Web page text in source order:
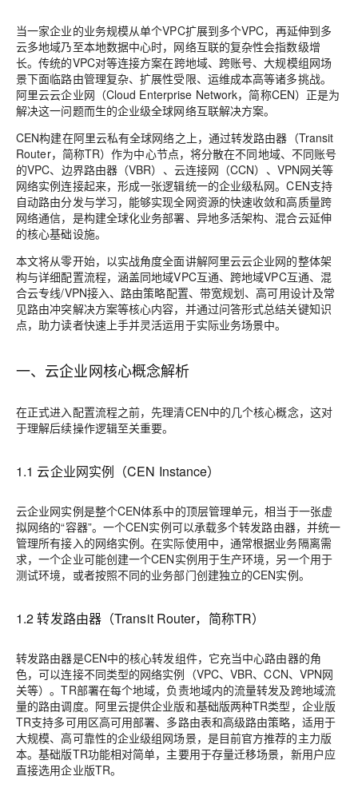
当一家企业的业务规模从单个VPC扩展到多个VPC，再延伸到多
云多地域乃至本地数据中心时，网络互联的复杂性会指数级增
长。传统的VPC对等连接方案在跨地域、跨账号、大规模组网场
景下面临路由管理复杂、扩展性受限、运维成本高等诸多挑战。
阿里云云企业网（Cloud Enterprise Network，简称CEN）正是为
解决这一问题而生的企业级全球网络互联解决方案。
CEN构建在阿里云私有全球网络之上，通过转发路由器（Transit
Router，简称TR）作为中心节点，将分散在不同地域、不同账号
的VPC、边界路由器（VBR）、云连接网（CCN）、VPN网关等
网络实例连接起来，形成一张逻辑统一的企业级私网。CEN支持
自动路由分发与学习，能够实现全网资源的快速收敛和高质量跨
网络通信，是构建全球化业务部署、异地多活架构、混合云延伸
的核心基础设施。
本文将从零开始，以实战角度全面讲解阿里云云企业网的整体架
构与详细配置流程，涵盖同地域VPC互通、跨地域VPC互通、混
合云专线/VPN接入、路由策略配置、带宽规划、高可用设计及常
见路由冲突解决方案等核心内容，并通过问答形式总结关键知识
点，助力读者快速上手并灵活运用于实际业务场景中。
一、云企业网核心概念解析
在正式进入配置流程之前，先理清CEN中的几个核心概念，这对
于理解后续操作逻辑至关重要。
1.1 云企业网实例（CEN Instance）
云企业网实例是整个CEN体系中的顶层管理单元，相当于一张虚
拟网络的“容器”。一个CEN实例可以承载多个转发路由器，并统一
管理所有接入的网络实例。在实际使用中，通常根据业务隔离需
求，一个企业可能创建一个CEN实例用于生产环境，另一个用于
测试环境，或者按照不同的业务部门创建独立的CEN实例。
1.2 转发路由器（Transit Router，简称TR）
转发路由器是CEN中的核心转发组件，它充当中心路由器的角
色，可以连接不同类型的网络实例（VPC、VBR、CCN、VPN网
关等）。TR部署在每个地域，负责地域内的流量转发及跨地域流
量的路由调度。阿里云提供企业版和基础版两种TR类型，企业版
TR支持多可用区高可用部署、多路由表和高级路由策略，适用于
大规模、高可靠性的企业级组网场景，是目前官方推荐的主力版
本。基础版TR功能相对简单，主要用于存量迁移场景，新用户应
直接选用企业版TR。